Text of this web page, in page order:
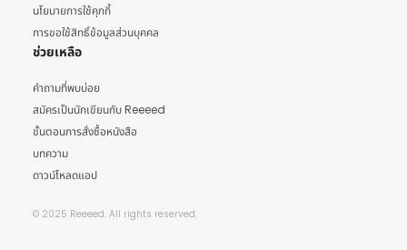
นโยบายการใช้คุกกี้
การขอใช้สิทธิ์ข้อมูลส่วนบุคคล
ช่วยเหลือ
คำถามที่พบบ่อย
สมัครเป็นนักเขียนกับ Reeeed
ขั้นตอนการสั่งซื้อหนังสือ
บทความ
ดาวน์โหลดแอป
© 2025 Reeeed. All rights reserved.